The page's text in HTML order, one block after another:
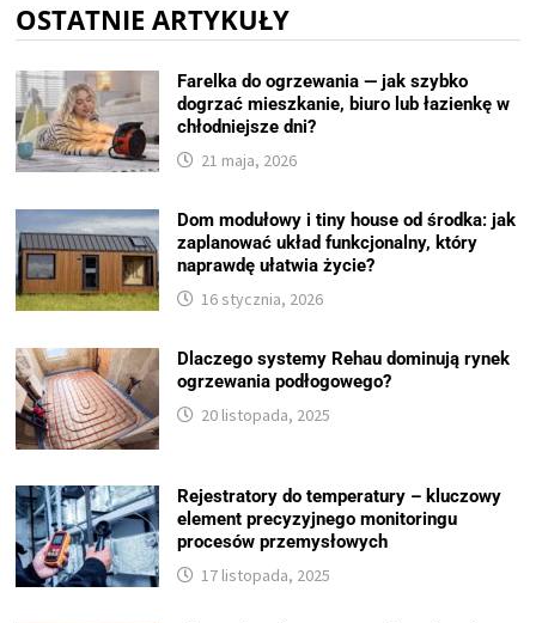
OSTATNIE ARTYKUŁY
Farelka do ogrzewania — jak szybko
dogrzać mieszkanie, biuro lub łazienkę w
chłodniejsze dni?
21 maja, 2026
Dom modułowy i tiny house od środka: jak
zaplanować układ funkcjonalny, który
naprawdę ułatwia życie?
16 stycznia, 2026
Dlaczego systemy Rehau dominują rynek
ogrzewania podłogowego?
20 listopada, 2025
Rejestratory do temperatury – kluczowy
element precyzyjnego monitoringu
procesów przemysłowych
17 listopada, 2025